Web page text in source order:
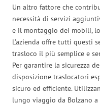
Un altro fattore che
necessità di servizi
e il montaggio dei mobili,
L’azienda offre tutti questi
trasloco il più semplice e
Per garantire la sicurezza
disposizione traslocatori
sicuro ed efficiente.
lungo viaggio da Bolzano a